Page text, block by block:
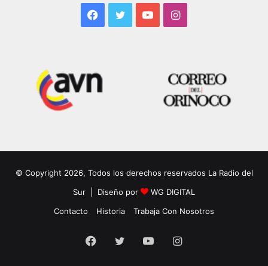
Facebook
TwitterYouTubeInstagram
© Copyright 2026, Todos los derechos reservados La Radio del
Sur | Diseño por
WG DIGITAL
Contacto
Historia Trabaja Con Nosotros
Facebook
TwitterYouTubeInstagram